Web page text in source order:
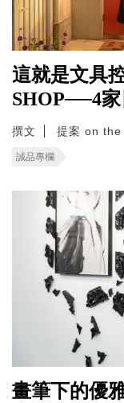
這就是文具
SHOP──4
撰文 提案 on the
誠品專欄
畫筆下的優